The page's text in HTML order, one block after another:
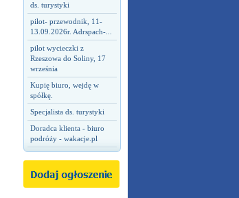
ds. turystyki
pilot- przewodnik, 11-
13.09.2026r. Adrspach-...
pilot wycieczki z
Rzeszowa do Soliny, 17
września
Kupię biuro, wejdę w
spółkę.
Specjalista ds. turystyki
Doradca klienta - biuro
podróży - wakacje.pl